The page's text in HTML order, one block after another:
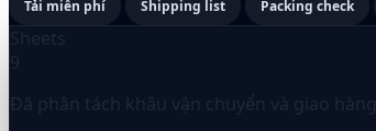
Tải miễn phí Shipping list Packing check
Sheets
9
Đã phân tách khâu vận chuyển và giao hàng